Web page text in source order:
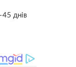
днів